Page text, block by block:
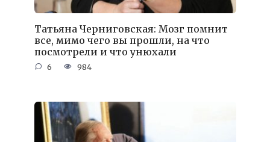
Татьяна Черниговская: Мозг помнит
все, мимо чего вы прошли, на что
посмотрели и что унюхали
6 984